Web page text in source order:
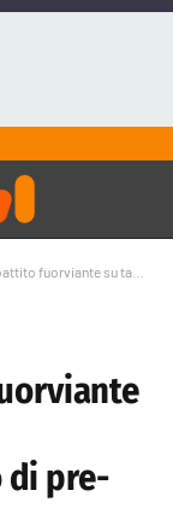
neutrale, ma probabilmente più alto di pre-pandemia
di pre-